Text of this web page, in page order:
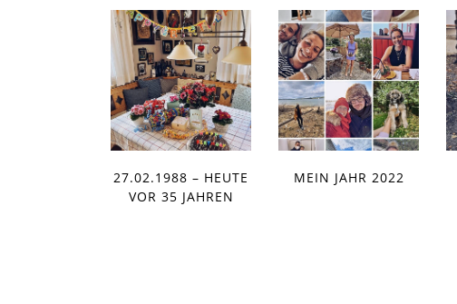
27.02.1988 – HEUTE
VOR 35 JAHREN
MEIN JAHR 2022